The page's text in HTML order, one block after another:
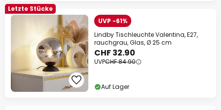
Letzte Stücke
UVP -61%
Lindby Tischleuchte Valentina, E27,
rauchgrau, Glas, Ø 25 cm
CHF 32.90
UVPCHF 84.90
Auf Lager